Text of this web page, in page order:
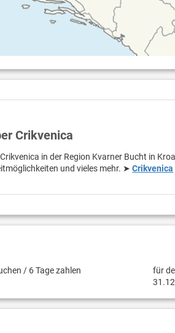
Crikvenica
in der Region Kvarner Bucht in
und vieles mehr. ➤Crikvenica
/ 6 Tage zahlen
für